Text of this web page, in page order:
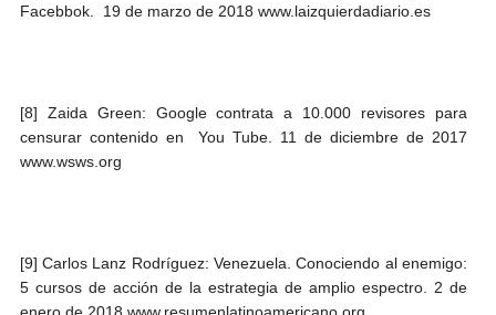
Facebbok. 19 de marzo de 2018 www.laizquierdadiario.es
[8] Zaida Green: Google contrata a 10.000 revisores para
censurar contenido en You Tube. 11 de diciembre de 2017
www.wsws.org
[9] Carlos Lanz Rodríguez: Venezuela. Conociendo al enemigo:
5 cursos de acción de la estrategia de amplio espectro. 2 de
enero de 2018 www.resumenlatinoamericano.org